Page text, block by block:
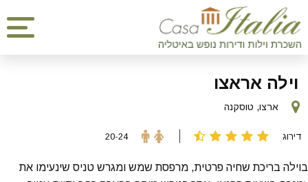
וילה אראצו
דירוג 20-24
ארצו, טוסקנה
בוילה בריכת שחיה פרטית, מרפסת שמש ומגרש טניס שינעימו את